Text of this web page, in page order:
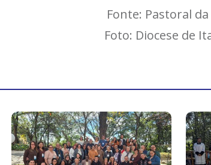
Fonte: Pastoral da
Foto: Diocese de